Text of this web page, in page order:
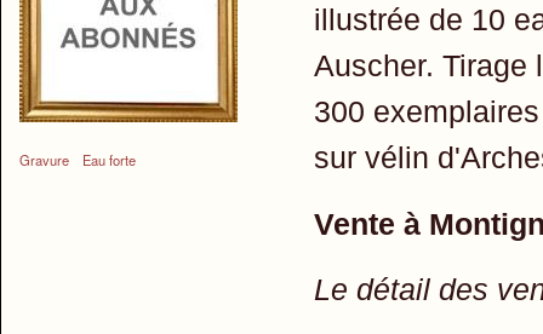
Gravure Eau forte
illustrée de 10
Auscher. Tirage
300
sur vélin
Vente à
Le détail des